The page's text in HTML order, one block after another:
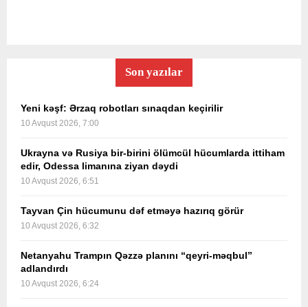
Son yazılar
Yeni kəşf: Ərzaq robotları sınaqdan keçirilir
10 Avqust 2026, 7:00
Ukrayna və Rusiya bir-birini ölümcül hücumlarda ittiham
edir, Odessa limanına ziyan dəydi
10 Avqust 2026, 6:51
Tayvan Çin hücumunu dəf etməyə hazırıq görür
10 Avqust 2026, 6:32
Netanyahu Trampın Qəzzə planını “qeyri-məqbul”
adlandırdı
10 Avqust 2026, 6:24